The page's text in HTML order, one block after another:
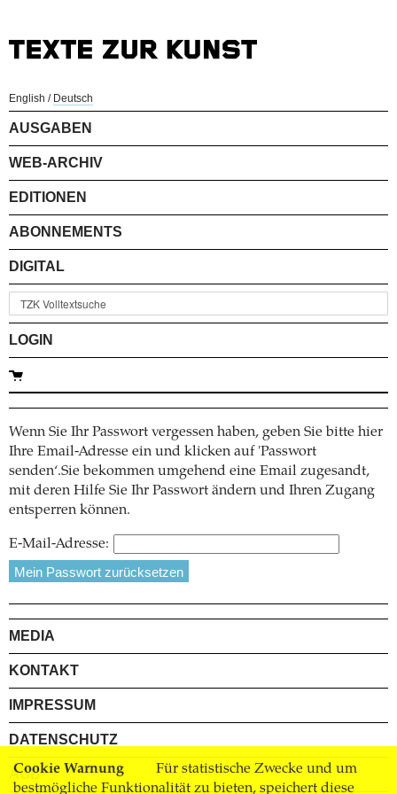
Cookie Warnung
Für statistische Zwecke und um
bestmögliche Funktionalität zu bieten, speichert diese
English / Deutsch
AUSGABEN
WEB-ARCHIV
EDITIONEN
ABONNEMENTS
DIGITAL
LOGIN
Wenn Sie Ihr Passwort vergessen haben, geben Sie bitte hier
Ihre Email-Adresse ein und klicken auf 'Passwort
senden‘.Sie bekommen umgehend eine Email zugesandt,
mit deren Hilfe Sie Ihr Passwort ändern und Ihren Zugang
entsperren können.
E-Mail-Adresse:
MEDIA
KONTAKT
IMPRESSUM
DATENSCHUTZ
AGB